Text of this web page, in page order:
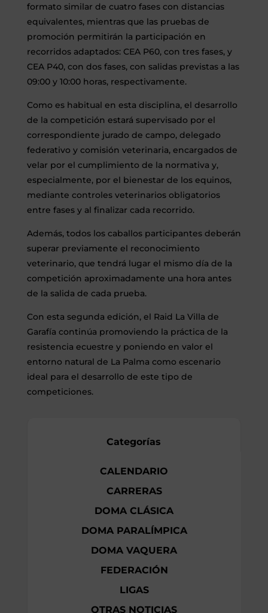
formato similar de cuatro fases con distancias
equivalentes, mientras que las pruebas de
promoción permitirán la participación en
recorridos adaptados: CEA P60, con tres fases, y
CEA P40, con dos fases, con salidas previstas a las
09:00 y 10:00 horas, respectivamente.
Como es habitual en esta disciplina, el desarrollo
de la competición estará supervisado por el
correspondiente jurado de campo, delegado
federativo y comisión veterinaria, encargados de
velar por el cumplimiento de la normativa y,
especialmente, por el bienestar de los equinos,
mediante controles veterinarios obligatorios
entre fases y al finalizar cada recorrido.
Además, todos los caballos participantes deberán
superar previamente el reconocimiento
veterinario, que tendrá lugar el mismo día de la
competición aproximadamente una hora antes
de la salida de cada prueba.
Con esta segunda edición, el Raid La Villa de
Garafía continúa promoviendo la práctica de la
resistencia ecuestre y poniendo en valor el
entorno natural de La Palma como escenario
ideal para el desarrollo de este tipo de
competiciones.
Categorías
CALENDARIO
CARRERAS
DOMA CLÁSICA
DOMA PARALÍMPICA
DOMA VAQUERA
FEDERACIÓN
LIGAS
OTRAS NOTICIAS